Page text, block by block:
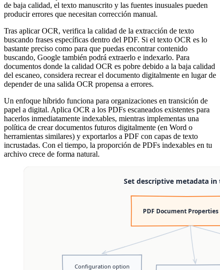
de baja calidad, el texto manuscrito y las fuentes inusuales pueden
producir errores que necesitan corrección manual.
Tras aplicar OCR, verifica la calidad de la extracción de texto
buscando frases específicas dentro del PDF. Si el texto OCR es lo
bastante preciso como para que puedas encontrar contenido
buscando, Google también podrá extraerlo e indexarlo. Para
documentos donde la calidad OCR es pobre debido a la baja calidad
del escaneo, considera recrear el documento digitalmente en lugar de
depender de una salida OCR propensa a errores.
Un enfoque híbrido funciona para organizaciones en transición de
papel a digital. Aplica OCR a los PDFs escaneados existentes para
hacerlos inmediatamente indexables, mientras implementas una
política de crear documentos futuros digitalmente (en Word o
herramientas similares) y exportarlos a PDF con capas de texto
incrustadas. Con el tiempo, la proporción de PDFs indexables en tu
archivo crece de forma natural.